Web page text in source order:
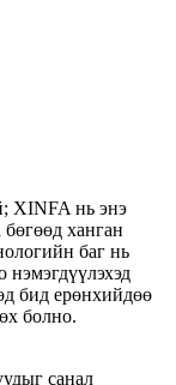
XINFA нь энэ
ханган
баг нь
бид ерөнхийдөө
болно.
санал